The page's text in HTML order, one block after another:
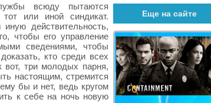
Еще на сайте
всюду пытаются
или иной синдикат.
действительность,
чтобы его управление
сведениями, чтобы
кто среди всех
вот, три молодых парня,
настоящим, стремится
бы и нет, ведь кругом
к себе на ночь новую